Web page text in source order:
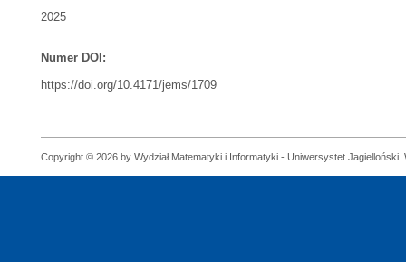
2025
Numer DOI:
https://doi.org/10.4171/jems/1709
Copyright © 2026 by Wydział Matematyki i Informatyki - Uniwersystet